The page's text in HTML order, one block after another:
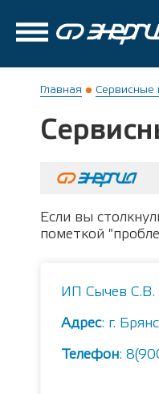
Главная Сервисные
Если вы
пометкой
ИП Сычев С.В.
Адрес: г.
Телефон: